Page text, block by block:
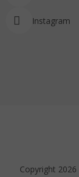
Instagram
Copyright 2026